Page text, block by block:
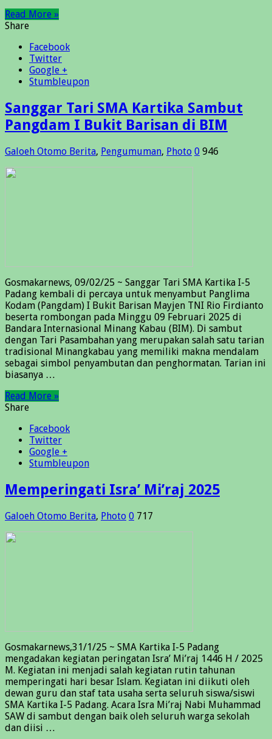
Read More »
Share
Facebook
Twitter
Google +
Stumbleupon
Sanggar Tari SMA Kartika Sambut
Pangdam I Bukit Barisan di BIM
Galoeh Otomo Berita, Pengumuman, Photo 0 946
Gosmakarnews, 09/02/25 ~ Sanggar Tari SMA Kartika I-5
Padang kembali di percaya untuk menyambut Panglima
Kodam (Pangdam) I Bukit Barisan Mayjen TNI Rio Firdianto
beserta rombongan pada Minggu 09 Februari 2025 di
Bandara Internasional Minang Kabau (BIM). Di sambut
dengan Tari Pasambahan yang merupakan salah satu tarian
tradisional Minangkabau yang memiliki makna mendalam
sebagai simbol penyambutan dan penghormatan. Tarian ini
biasanya …
Read More »
Share
Facebook
Twitter
Google +
Stumbleupon
Memperingati Isra’ Mi’raj 2025
Galoeh Otomo Berita, Photo 0 717
Gosmakarnews,31/1/25 ~ SMA Kartika I-5 Padang
mengadakan kegiatan peringatan Isra’ Mi’raj 1446 H / 2025
M. Kegiatan ini menjadi salah kegiatan rutin tahunan
memperingati hari besar Islam. Kegiatan ini diikuti oleh
dewan guru dan staf tata usaha serta seluruh siswa/siswi
SMA Kartika I-5 Padang. Acara Isra Mi’raj Nabi Muhammad
SAW di sambut dengan baik oleh seluruh warga sekolah
dan diisi …